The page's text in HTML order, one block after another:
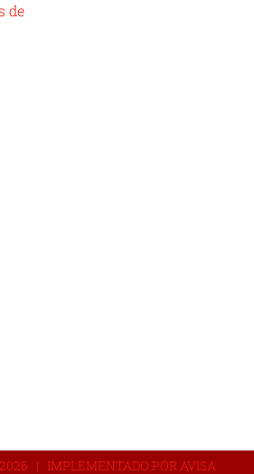
de
2026 | IMPLEMENTADO POR AVISA